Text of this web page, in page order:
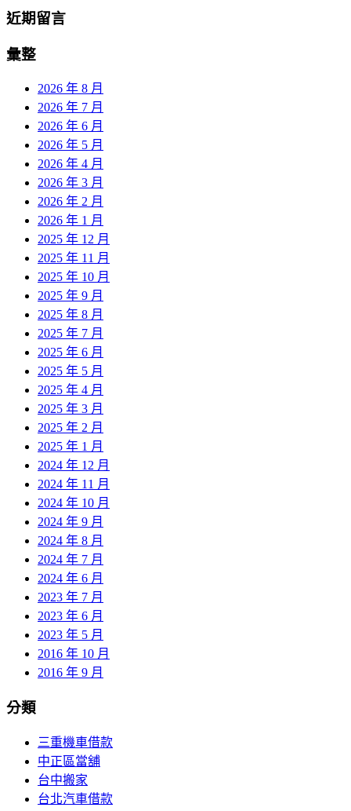
近期留言
彙整
2026 年 8 月
2026 年 7 月
2026 年 6 月
2026 年 5 月
2026 年 4 月
2026 年 3 月
2026 年 2 月
2026 年 1 月
2025 年 12 月
2025 年 11 月
2025 年 10 月
2025 年 9 月
2025 年 8 月
2025 年 7 月
2025 年 6 月
2025 年 5 月
2025 年 4 月
2025 年 3 月
2025 年 2 月
2025 年 1 月
2024 年 12 月
2024 年 11 月
2024 年 10 月
2024 年 9 月
2024 年 8 月
2024 年 7 月
2024 年 6 月
2023 年 7 月
2023 年 6 月
2023 年 5 月
2016 年 10 月
2016 年 9 月
分類
三重機車借款
中正區當舖
台中搬家
台北汽車借款